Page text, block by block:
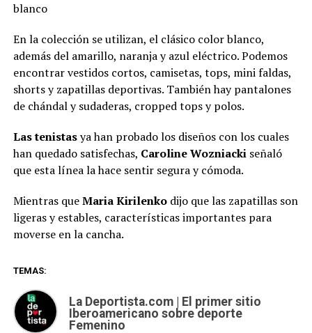
blanco
En la colección se utilizan, el clásico color blanco,
además del amarillo, naranja y azul eléctrico. Podemos
encontrar vestidos cortos, camisetas, tops, mini faldas,
shorts y zapatillas deportivas. También hay pantalones
de chándal y sudaderas, cropped tops y polos.
Las tenistasya han probado los diseños con los cuales
han quedado satisfechas, Caroline Wozniackiseñaló
que esta línea la hace sentir segura y cómoda.
Mientras queMaria Kirilenkodijo que las zapatillas son
ligeras y estables, características importantes para
moverse en la cancha.
TEMAS:
La Deportista.com | El primer sitio
Iberoamericano sobre deporte
Femenino